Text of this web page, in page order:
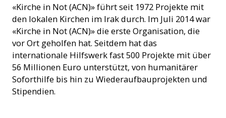
«Kirche in Not (ACN)» führt seit 1972 Projekte mit
den lokalen Kirchen im Irak durch. Im Juli 2014 war
«Kirche in Not (ACN)» die erste Organisation, die
vor Ort geholfen hat. Seitdem hat das
internationale Hilfswerk fast 500 Projekte mit über
56 Millionen Euro unterstützt, von humanitärer
Soforthilfe bis hin zu Wiederaufbauprojekten und
Stipendien.